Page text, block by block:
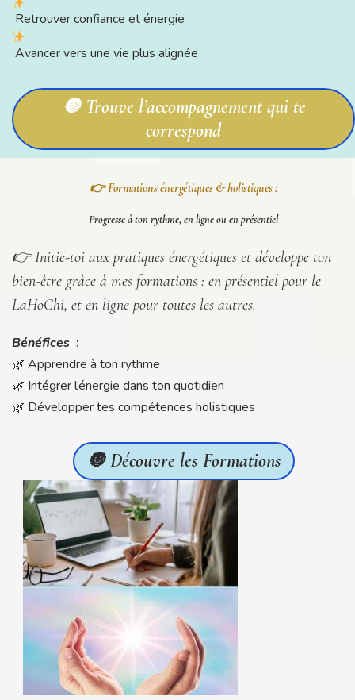
Retrouver confiance et énergie
Avancer vers une vie plus alignée
🔘 Trouve l’accompagnement qui te
correspond
👉 Formations énergétiques & holistiques :
Progresse à ton rythme, en ligne ou en présentiel
👉 Initie-toi aux pratiques énergétiques et développe ton
bien-être grâce à mes formations : en présentiel pour le
LaHoChi, et en ligne pour toutes les autres.
Bénéfices :
🌿 Apprendre à ton rythme
🌿 Intégrer l’énergie dans ton quotidien
🌿 Développer tes compétences holistiques
🔘 Découvre les Formations